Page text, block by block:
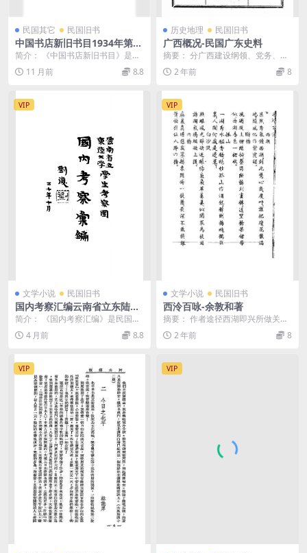
民国其它 民国旧书
中国书店新旧书目1934年第十
四卷PDF下载,民国中国书店出
简介： 《中国书店新旧书目》是民
国时期上海中国书店编印的一部重
要图书目录，由陈乃...
11 月前 8.8
历史地理 民国旧书
广西概况-民国广东史料
摘要： 分广西建设纲领、党务、行
政设施、军事、经济、交通等6篇。
书首李宗仁、白崇...
2 年前 8
VIP
文学小说 民国旧书
国内考察汇编云南省立东陆大
学学生考察团PDF下载,民国东
陆大学研究史料
简介： 《国内考察汇编》是民国时
期云南省立东陆大学学生考察团出
版的一部调查报告集...
4 月前 8.8
VIP
文学小说 民国旧书
西泠百咏-余敦和著
摘要： 作者途径西湖即兴所做关于
西湖的诗词 截图： 服务说明：
（1）、加入VI...
2 年前 8
VIP VIP